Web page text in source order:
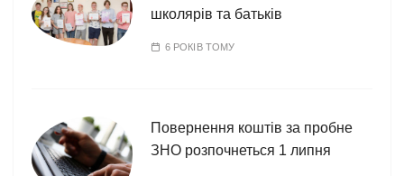
школярів та батьків
6 РОКІВ ТОМУ
Повернення коштів за пробне
ЗНО розпочнеться 1 липня